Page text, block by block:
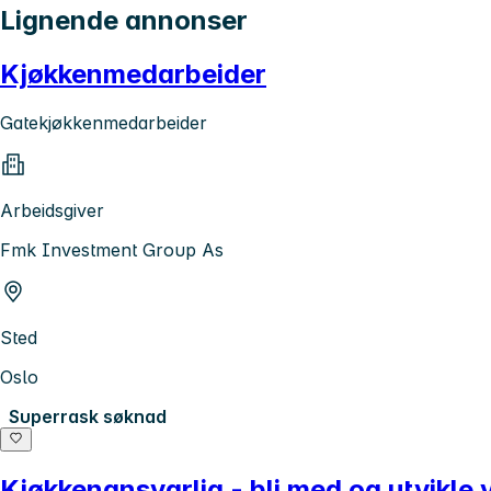
Lignende annonser
Kjøkkenmedarbeider
Gatekjøkkenmedarbeider
Arbeidsgiver
Fmk Investment Group As
Sted
Oslo
Superrask søknad